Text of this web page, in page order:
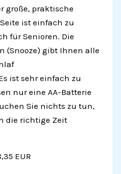
große, praktische
ist einfach zu
für Senioren. Die
(Snooze) gibt Ihnen alle
ist sehr einfach zu
nur eine AA-Batterie
Sie nichts zu tun,
die richtige Zeit
EUR